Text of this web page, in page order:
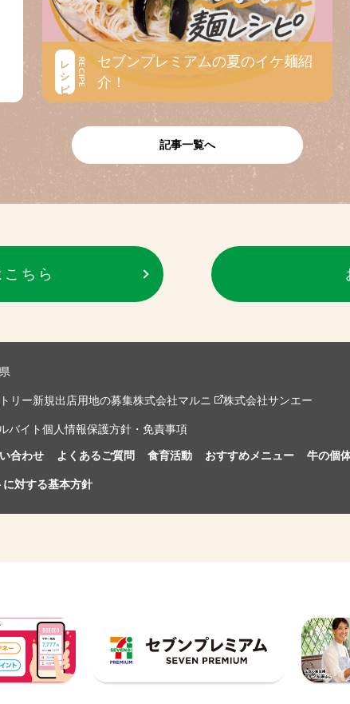
レシピ RECIPE
セブンプレミアムの夏のイケ麺紹
介！
記事一覧へ
ちら
リー新規出店用地の募集株式会社マルニ 株式会社サンエー
バイト個人情報保護方針・免責事項
合わせ よくあるご質問 食育活動 おすすめメニュー 牛の個
対する基本方針